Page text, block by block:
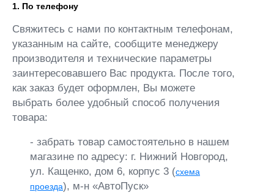
1. По телефону
Свяжитесь с нами по контактным телефонам,
указанным на сайте, сообщите менеджеру
производителя и технические параметры
заинтересовавшего Вас продукта. После того,
как заказ будет оформлен, Вы можете
выбрать более удобный способ получения
товара:
- забрать товар самостоятельно в нашем
магазине по адресу: г. Нижний Новгород,
ул. Кащенко, дом 6, корпус 3 (схема
проезда), м-н «АвтоПуск»